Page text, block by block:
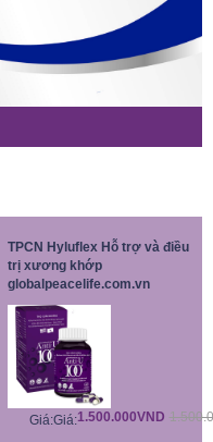
TPCN Hyluflex Hỗ trợ và điều
trị xương khớp
globalpeacelife.com.vn
Giá:Giá:1.500.000VND